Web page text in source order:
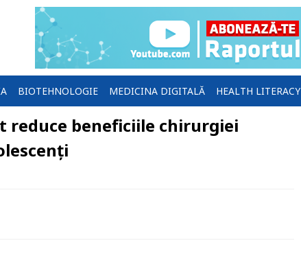
BIOTEHNOLOGIE MEDICINA DIGITALĂ HEALTH LITERACY
reduce beneficiile chirurgiei